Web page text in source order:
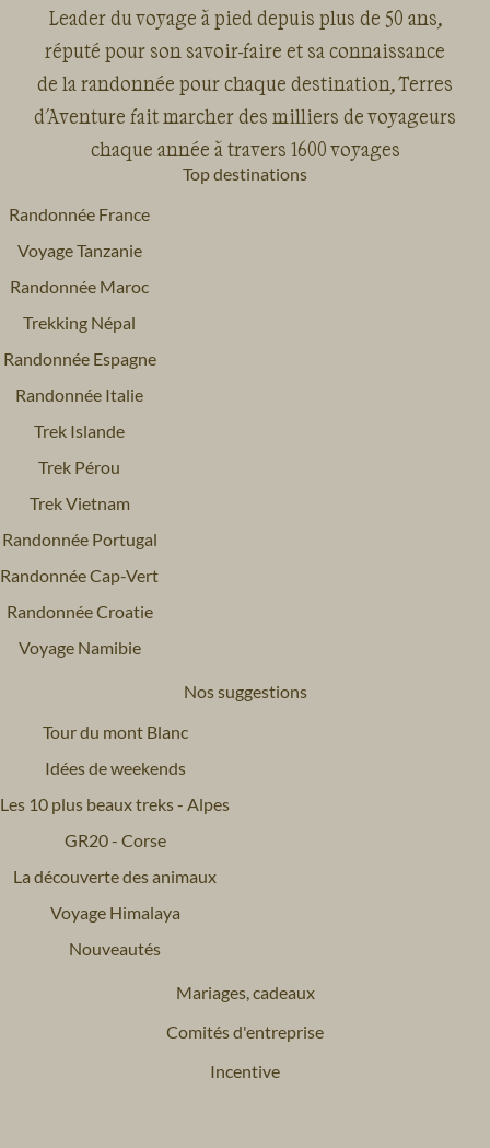
Leader du voyage à pied depuis plus de 50 ans,
réputé pour son savoir-faire et sa connaissance
de la randonnée pour chaque destination, Terres
d'Aventure fait marcher des milliers de voyageurs
chaque année à travers 1600 voyages
Top destinations
Randonnée France
Voyage Tanzanie
Randonnée Maroc
Trekking Népal
Randonnée Espagne
Randonnée Italie
Trek Islande
Trek Pérou
Trek Vietnam
Randonnée Portugal
Randonnée Cap-Vert
Randonnée Croatie
Voyage Namibie
Nos suggestions
Tour du mont Blanc
Idées de weekends
Les 10 plus beaux treks - Alpes
GR20 - Corse
La découverte des animaux
Voyage Himalaya
Nouveautés
Mariages, cadeaux
Comités d'entreprise
Incentive